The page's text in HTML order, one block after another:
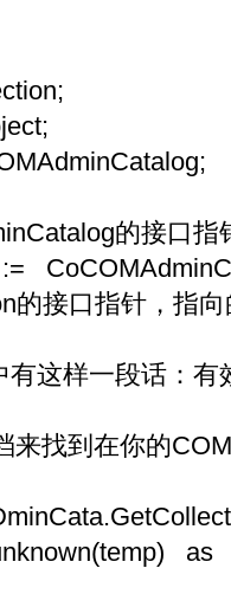
的接口
的接口指针，指
这样一段话：有
来找到在你的
as